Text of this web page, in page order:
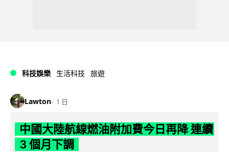
科技娛樂 生活科技 旅遊
Lawton 1 日
中國大陸航線燃油附加費今日再降 連續
3 個月下調